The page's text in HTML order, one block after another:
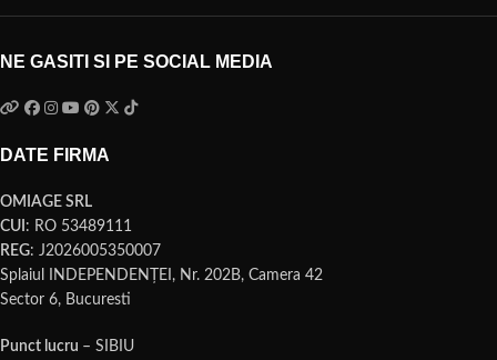
NE GASITI SI PE SOCIAL MEDIA
DATE FIRMA
OMIAGE SRL
CUI : RO 53489111
REG: J2026005350007
Splaiul INDEPENDENŢEI, Nr. 202B, Camera 42
Sector 6, Bucuresti
Punct lucru – SIBIU